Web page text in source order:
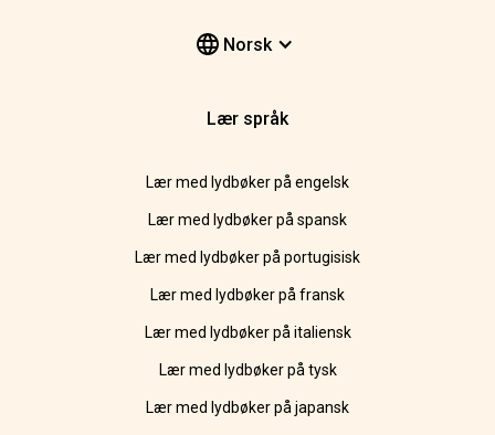
Norsk
Lær språk
Lær med lydbøker på engelsk
Lær med lydbøker på spansk
Lær med lydbøker på portugisisk
Lær med lydbøker på fransk
Lær med lydbøker på italiensk
Lær med lydbøker på tysk
Lær med lydbøker på japansk